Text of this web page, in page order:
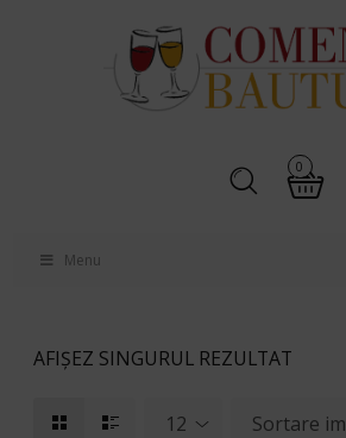
0
Menu
AFIȘEZ SINGURUL REZULTAT
12